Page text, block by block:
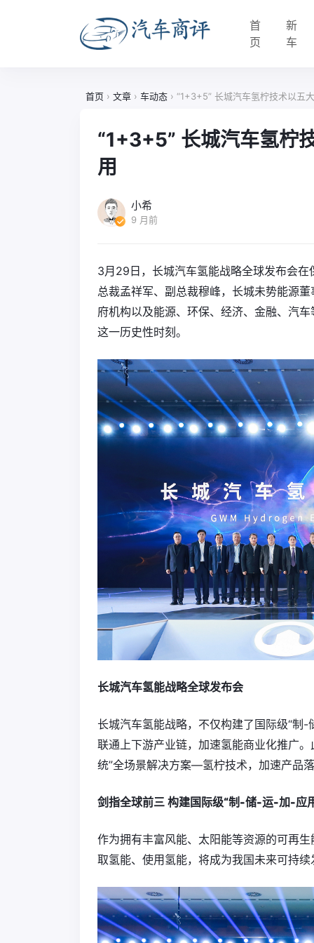
首
页
新
车
首页 › 文章 › 车动态 › “1+3+5” 长城汽车氢柠技术以五
“1+3+5” 长城汽车氢柠
用
小希
9 月前
3月29日，长城汽车氢能战略全球发布会
总裁孟祥军、副总裁穆峰，长城未势能源
府机构以及能源、环保、经济、金融、汽
这一历史性时刻。
长城汽车氢能战略全球发布会
长城汽车氢能战略，不仅构建了国际级“制
联通上下游产业链，加速氢能商业化推广
统”全场景解决方案—氢柠技术，加速产品
剑指全球前三 构建国际级“制-储-运-加-应
作为拥有丰富风能、太阳能等资源的可再
取氢能、使用氢能，将成为我国未来可持